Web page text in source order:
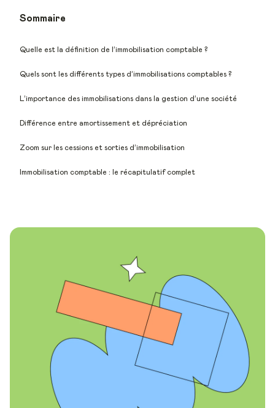
Sommaire
Quelle est la définition de l’immobilisation comptable ?
Quels sont les différents types d’immobilisations comptables ?
L’importance des immobilisations dans la gestion d’une société
Différence entre amortissement et dépréciation
Zoom sur les cessions et sorties d’immobilisation
Immobilisation comptable : le récapitulatif complet